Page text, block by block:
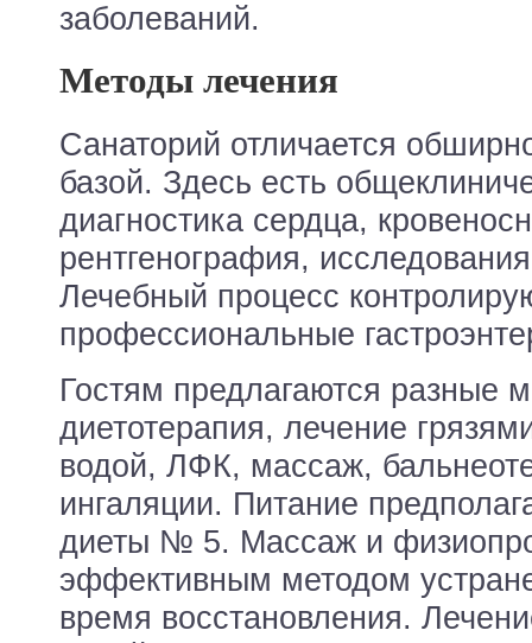
заболеваний.
Методы лечения
Санаторий отличается
базой. Здесь есть
диагностика сердца,
рентгенография,
Лечебный процесс
профессиональные
Гостям предлагаются разные
диетотерапия, лечение
водой, ЛФК, массаж,
ингаляции. Питание
диеты № 5. Массаж и
эффективным методом
время восстановления.